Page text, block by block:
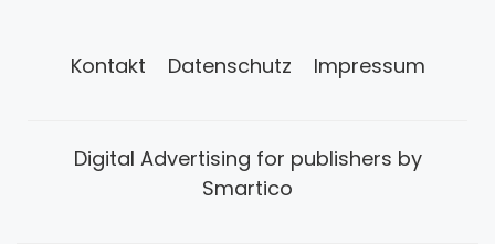
Kontakt Datenschutz Impressum
Digital Advertising for publishers by
Smartico